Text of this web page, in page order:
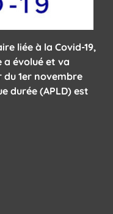
liée à la Covid-19,
évolué et va
1er novembre
durée (APLD) est